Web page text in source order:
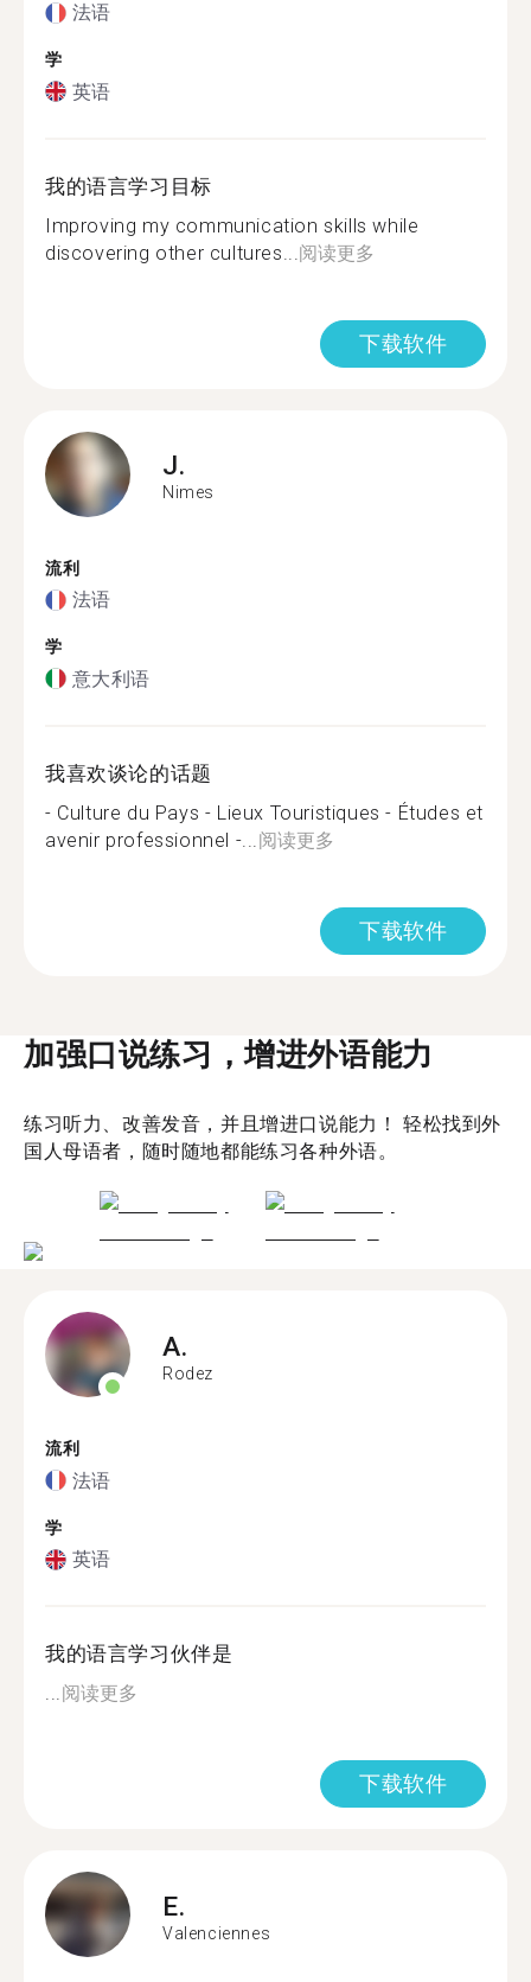
法语
学
英语
我的语言学习目标
Improving my communication skills while
discovering other cultures... 阅读更多
下载软件
J.
Nimes
流利
法语
学
意大利语
我喜欢谈论的话题
- Culture du Pays - Lieux Touristiques - Études et
avenir professionnel -... 阅读更多
下载软件
加强口说练习，增进外语能力
练习听力、改善发音，并且增进口说能力！ 轻松找到外
国人母语者，随时随地都能练习各种外语。
A.
Rodez
流利
法语
学
英语
我的语言学习伙伴是
...阅读更多
下载软件
E.
Valenciennes